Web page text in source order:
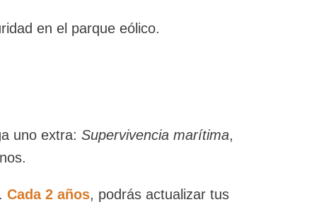
en el parque eólico.
uno extra: Supervivencia marítima,
Cada 2 años, podrás actualizar tus